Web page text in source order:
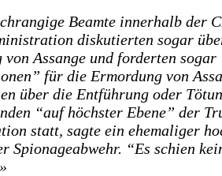
Beamte innerhalb der
diskutierten sogar
von Assange und forderten sogar
für die Ermordung von
über die Entführung oder
“auf höchster Ebene” der
statt, sagte ein ehemaliger
Spionageabwehr. “Es schien